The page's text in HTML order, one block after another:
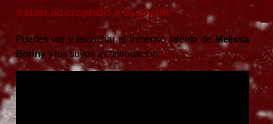
están acercando a la gloria”
Puedes ver y escuchar el inmenso talento de Melissa
Bonny y los suyos a continuación: